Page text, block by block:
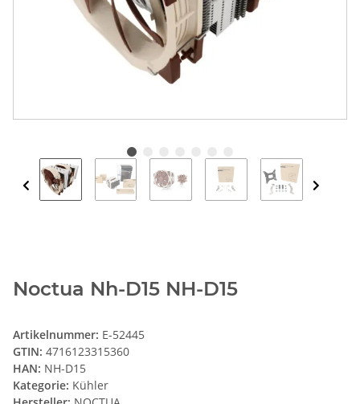
Noctua Nh-D15 NH-D15
Artikelnummer: E-52445
GTIN: 4716123315360
HAN: NH-D15
Kategorie: Kühler